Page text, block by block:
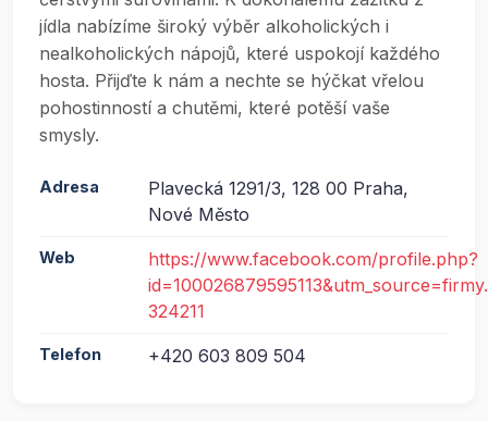
jídla nabízíme široký výběr alkoholických i
nealkoholických nápojů, které uspokojí každého
hosta. Přijďte k nám a nechte se hýčkat vřelou
pohostinností a chutěmi, které potěší vaše
smysly.
Adresa
Plavecká 1291/3, 128 00 Praha,
Nové Město
Web
https://www.facebook.com/profile.php?
324211
Telefon +420 603 809 504